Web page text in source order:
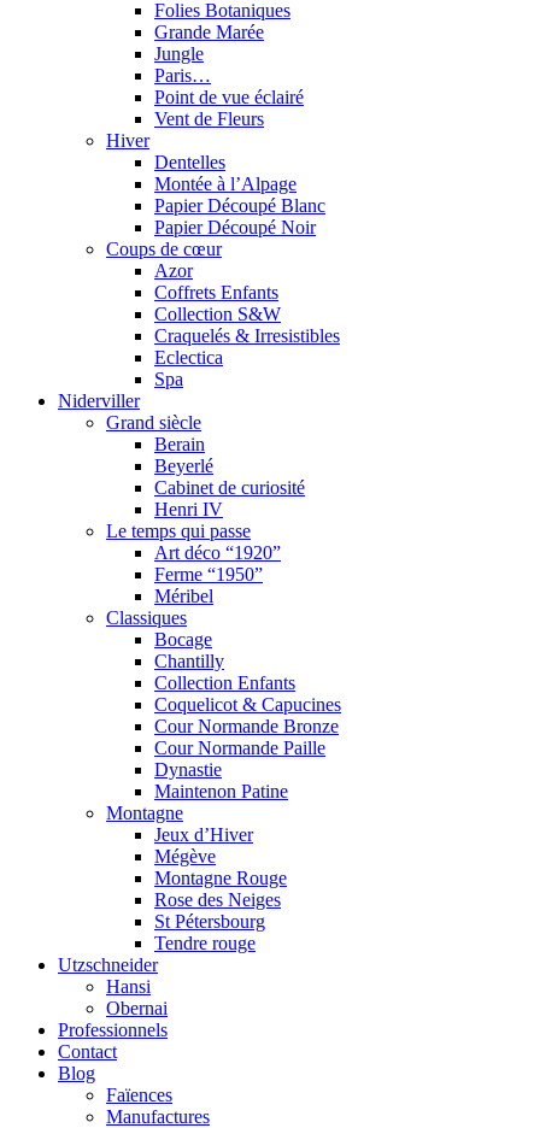
Folies Botaniques
Grande Marée
Jungle
Paris…
Point de vue éclairé
Vent de Fleurs
Hiver
Dentelles
Montée à l’Alpage
Papier Découpé Blanc
Papier Découpé Noir
Coups de cœur
Azor
Coffrets Enfants
Collection S&W
Craquelés & Irresistibles
Eclectica
Spa
Niderviller
Grand siècle
Berain
Beyerlé
Cabinet de curiosité
Henri IV
Le temps qui passe
Art déco “1920”
Ferme “1950”
Méribel
Classiques
Bocage
Chantilly
Collection Enfants
Coquelicot & Capucines
Cour Normande Bronze
Cour Normande Paille
Dynastie
Maintenon Patine
Montagne
Jeux d’Hiver
Mégève
Montagne Rouge
Rose des Neiges
St Pétersbourg
Tendre rouge
Utzschneider
Hansi
Obernai
Professionnels
Contact
Blog
Faïences
Manufactures